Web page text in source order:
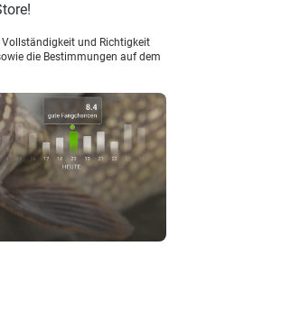
Vollständigkeit und Richtigkeit
die Bestimmungen auf dem